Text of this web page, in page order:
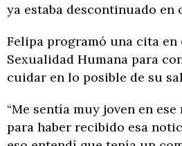
ya estaba descontinuado en
Felipa programó una cita
Sexualidad Humana para
cuidar en lo posible de su
“Me sentía muy joven en
para haber recibido esa